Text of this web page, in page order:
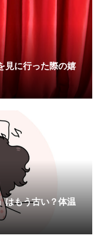
見に行った際の嬉
はもう古い？体温